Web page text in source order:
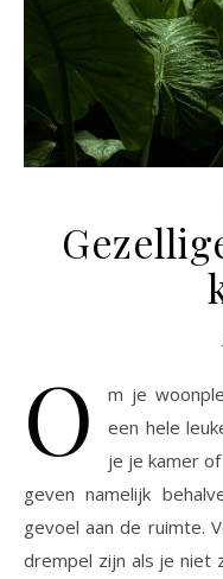
O
m je
een hele
je je kamer
geven namelijk
gevoel aan de ruimte.
drempel zijn als je niet